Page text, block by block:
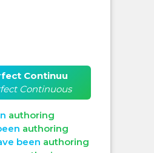
Continuu
Continuous
authoring
authoring
been authoring